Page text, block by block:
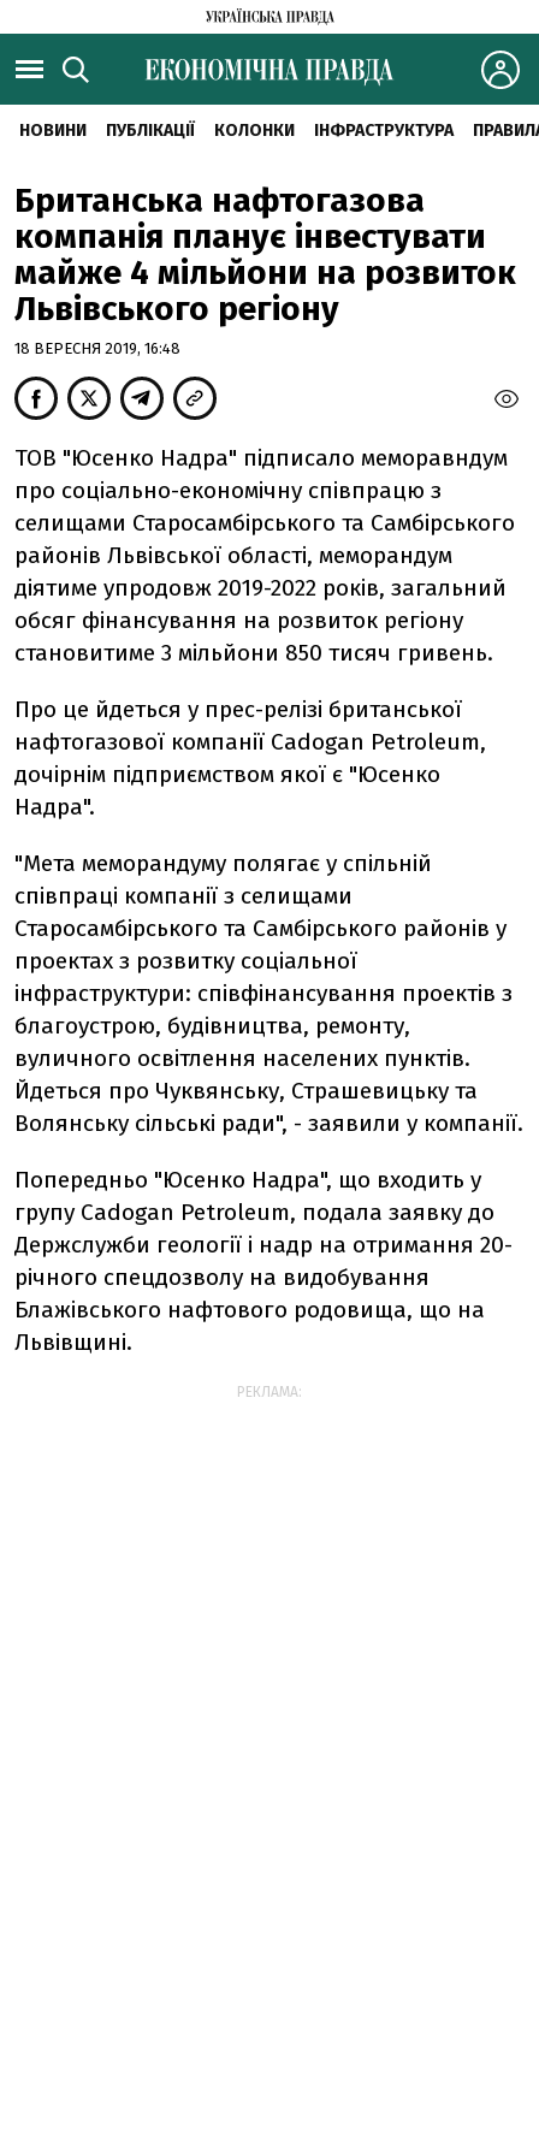
НОВИНИ ПУБЛІКАЦІЇ КОЛОНКИ ІНФРАСТРУКТУРА
Британська нафтогазова
компанія планує інвестувати
майже 4 мільйони на розвиток
Львівського регіону
18 ВЕРЕСНЯ 2019, 16:48
ТОВ "Юсенко Надра" підписало меморавндум
про соціально-економічну співпрацю з
селищами Старосамбірського та Самбірського
районів Львівської області, меморандум
діятиме упродовж 2019-2022 років, загальний
обсяг фінансування на розвиток регіону
становитиме 3 мільйони 850 тисяч гривень.
Про це йдеться у прес-релізі британської
нафтогазової компанії Cadogan Petroleum,
дочірнім підприємством якої є "Юсенко
Надра".
"Мета меморандуму полягає у спільній
співпраці компанії з селищами
Старосамбірського та Самбірського районів у
проектах з розвитку соціальної
інфраструктури: співфінансування проектів з
благоустрою, будівництва, ремонту,
вуличного освітлення населених пунктів.
Йдеться про Чуквянську, Страшевицьку та
Волянську сільські ради", - заявили у компанії.
Попередньо "Юсенко Надра", що входить у
групу Cadogan Petroleum, подала заявку до
Держслужби геології і надр на отримання 20-
річного спецдозволу на видобування
Блажівського нафтового родовища, що на
Львівщині.
РЕКЛАМА: